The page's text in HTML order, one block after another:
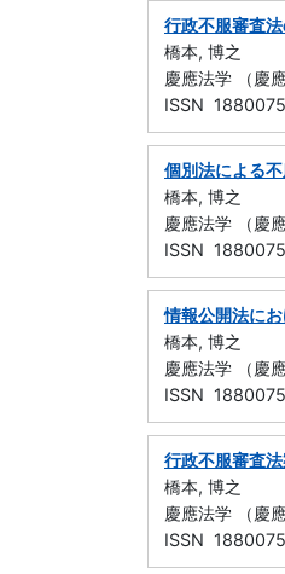
行政不服審査
橋本, 博之
慶應法学 （慶
ISSN
個別法による
橋本, 博之
慶應法学 （慶
ISSN
情報公開法に
橋本, 博之
慶應法学 （慶
ISSN
行政不服審査
橋本, 博之
慶應法学 （慶
ISSN